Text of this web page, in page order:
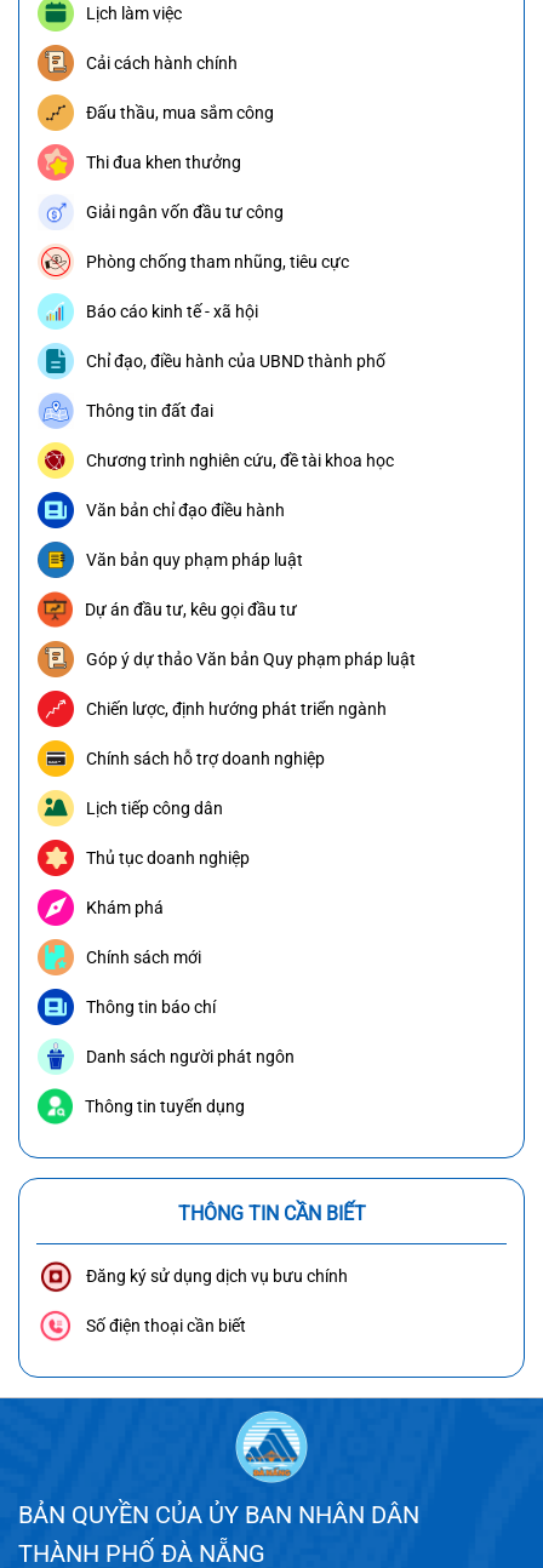
Lịch làm việc
Cải cách hành chính
Đấu thầu, mua sắm công
Thi đua khen thưởng
Giải ngân vốn đầu tư công
Phòng chống tham nhũng, tiêu cực
Báo cáo kinh tế - xã hội
Chỉ đạo, điều hành của UBND thành phố
Thông tin đất đai
Chương trình nghiên cứu, đề tài khoa học
Văn bản chỉ đạo điều hành
Văn bản quy phạm pháp luật
Dự án đầu tư, kêu gọi đầu tư
Góp ý dự thảo Văn bản Quy phạm pháp luật
Chiến lược, định hướng phát triển ngành
Chính sách hỗ trợ doanh nghiệp
Lịch tiếp công dân
Thủ tục doanh nghiệp
Khám phá
Chính sách mới
Thông tin báo chí
Danh sách người phát ngôn
Thông tin tuyển dụng
THÔNG TIN CẦN BIẾT
Đăng ký sử dụng dịch vụ bưu chính
Số điện thoại cần biết
BẢN QUYỀN CỦA ỦY BAN NHÂN DÂN
THÀNH PHỐ ĐÀ NẴNG